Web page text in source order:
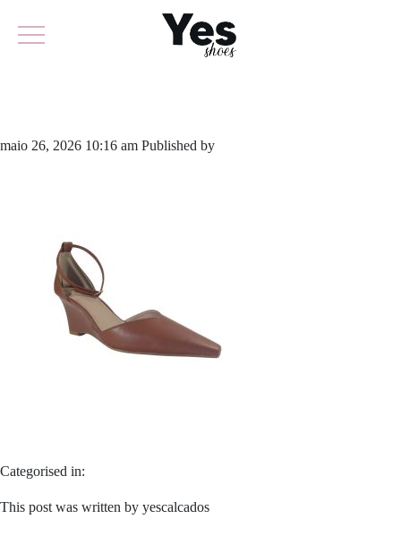
maio 26, 2026 10:16 am Published by
Categorised in:
This post was written by yescalcados